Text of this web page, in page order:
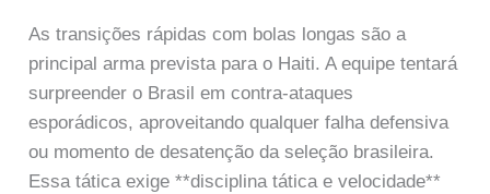
As transições rápidas com bolas longas são a
principal arma prevista para o Haiti. A equipe tentará
surpreender o Brasil em contra-ataques
esporádicos, aproveitando qualquer falha defensiva
ou momento de desatenção da seleção brasileira.
Essa tática exige **disciplina tática e velocidade**